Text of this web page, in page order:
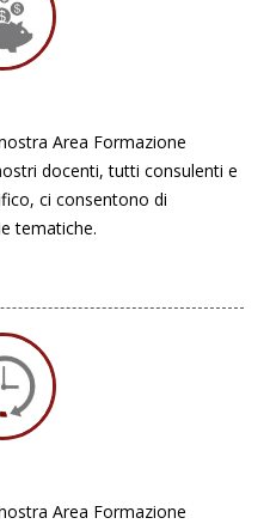
Area Formazione
docenti, tutti consulenti e
ci consentono di
tematiche.
Area Formazione